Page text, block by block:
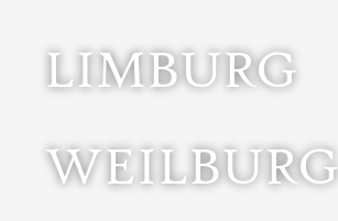
LIMBURG
WEILBURG